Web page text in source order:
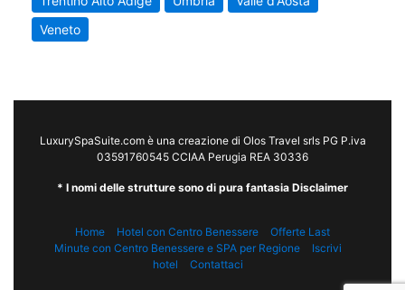
Veneto
LuxurySpaSuite.com è una creazione di Olos Travel srls PG P.iva
03591760545 CCIAA Perugia REA 30336
* I nomi delle strutture sono di pura fantasia Disclaimer
Home Hotel con Centro Benessere
Offerte Last
Minute con Centro Benessere e SPA per Regione
Iscrivi
hotel
Contattaci